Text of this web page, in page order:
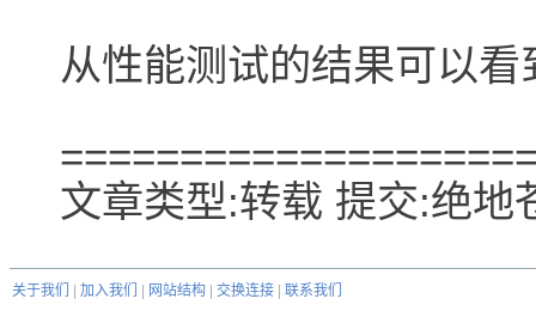
从性能测试的结果可以
文章类型:转载 提交:绝地
关于我们 加入我们 网站结构 交换连接
联系我们